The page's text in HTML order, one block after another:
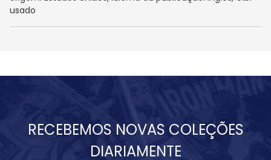
usado
RECEBEMOS NOVAS COLEÇÕES
DIARIAMENTE